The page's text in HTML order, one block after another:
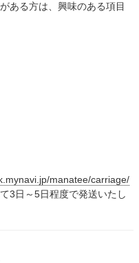
ある方は、興味のある項目
manatee/carriage/
3日～5日程度で発送いたし